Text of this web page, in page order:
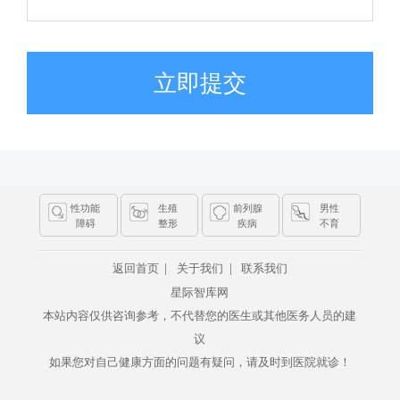
立即提交
性功能
障碍
生殖
整形
前列腺
疾病
男性
不育
返回首页 | 关于我们 |
联系我们
星际智库网
本站内容仅供咨询参考，不代替您的医生或其他医务人员的建
议
如果您对自己健康方面的问题有疑问，请及时到医院就诊！